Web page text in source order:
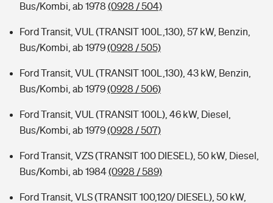
Bus/Kombi, ab 1978 (0928 / 504)
Ford Transit, VUL (TRANSIT 100L,130), 57 kW, Benzin,
Bus/Kombi, ab 1979(0928 / 505)
Ford Transit, VUL (TRANSIT 100L,130), 43 kW, Benzin,
Bus/Kombi, ab 1979(0928 / 506)
Ford Transit, VUL (TRANSIT 100L), 46 kW, Diesel,
Bus/Kombi, ab 1979(0928 / 507)
Ford Transit, VZS (TRANSIT 100 DIESEL), 50 kW, Diesel,
Bus/Kombi, ab 1984(0928 / 589)
Ford Transit, VLS (TRANSIT 100,120/ DIESEL), 50 kW,